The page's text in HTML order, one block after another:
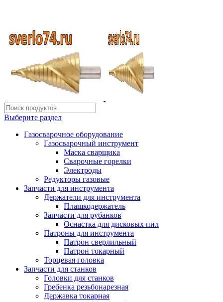
Выберите раздел
Газосварочное оборудование
Газосварочный инструмент
Маска сварщика
Сварочные горелки
Электроды
Редукторы газовые
Запчасти для инструмента
Держатели для инструмента
Плашкодержатель
Запчасти для рубанков
Оснастка для дисковых пил
Патроны для инструмента
Патрон сверлильный
Патрон токарный
Торцевая головка
Запчасти для станков
Головки для станков
Гребенка резьбонарезная
Державка токарная